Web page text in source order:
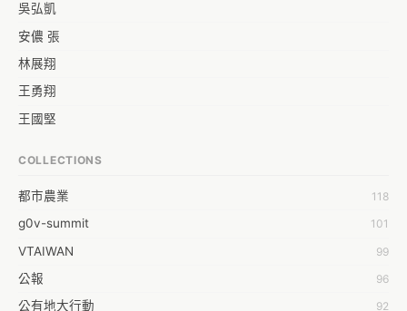
吳弘凱
安儂 張
林展翔
王勇翔
王國堅
蒼時弦也
袁乾鑫
陳泰澄
&#35377;&#24646;&#33287;
COLLECTIONS
都市農業 118
g0v-summit 101
VTAIWAN 99
公報 96
公有地大行動 92